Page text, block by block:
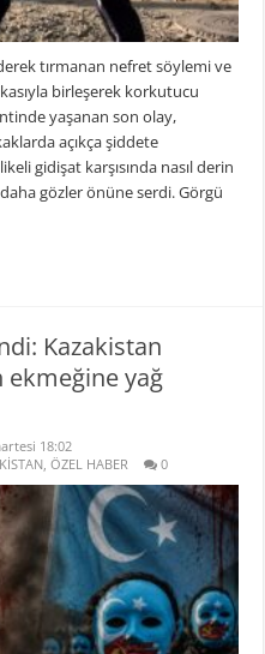
tırmanan nefret söylemi ve
birleşerek korkutucu
yaşanan son olay,
açıkça şiddete
gidişat karşısında nasıl derin
gözler önüne serdi. Görgü
Kazakistan
ekmeğine yağ
18:02
,ÖZEL HABER 0